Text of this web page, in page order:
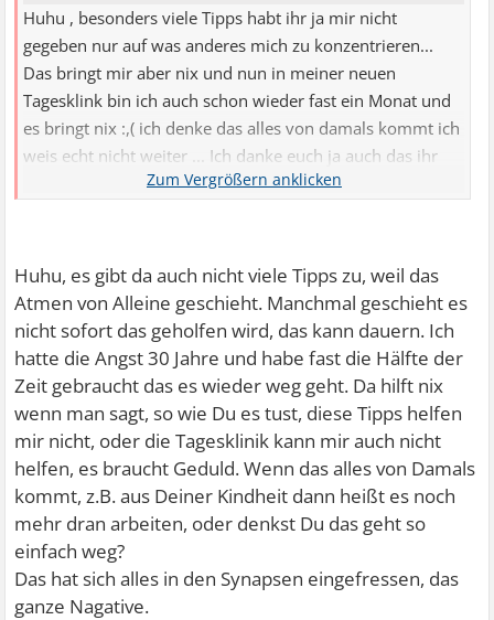
Huhu , besonders viele Tipps habt ihr ja mir nicht
gegeben nur auf was anderes mich zu konzentrieren...
Das bringt mir aber nix und nun in meiner neuen
Tagesklink bin ich auch schon wieder fast ein Monat und
es bringt nix :,( ich denke das alles von damals kommt ich
weis echt nicht weiter ... Ich danke euch ja auch das ihr
mir Tipps gebt aber Die helfen mir ja nicht
Huhu, es gibt da auch nicht viele Tipps zu, weil das
Atmen von Alleine geschieht. Manchmal geschieht es
nicht sofort das geholfen wird, das kann dauern. Ich
hatte die Angst 30 Jahre und habe fast die Hälfte der
Zeit gebraucht das es wieder weg geht. Da hilft nix
wenn man sagt, so wie Du es tust, diese Tipps helfen
mir nicht, oder die Tagesklinik kann mir auch nicht
helfen, es braucht Geduld. Wenn das alles von Damals
kommt, z.B. aus Deiner Kindheit dann heißt es noch
mehr dran arbeiten, oder denkst Du das geht so
einfach weg?
Das hat sich alles in den Synapsen eingefressen, das
ganze Nagative.